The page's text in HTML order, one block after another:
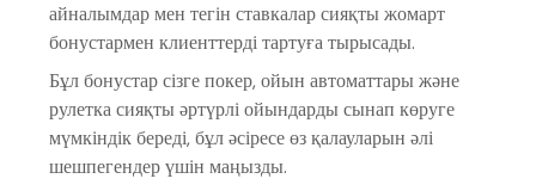
айналымдар мен тегін ставкалар сияқты жомарт
бонустармен клиенттерді тартуға тырысады.
Бұл бонустар сізге покер, ойын автоматтары және
рулетка сияқты әртүрлі ойындарды сынап көруге
мүмкіндік береді, бұл әсіресе өз қалауларын әлі
шешпегендер үшін маңызды.